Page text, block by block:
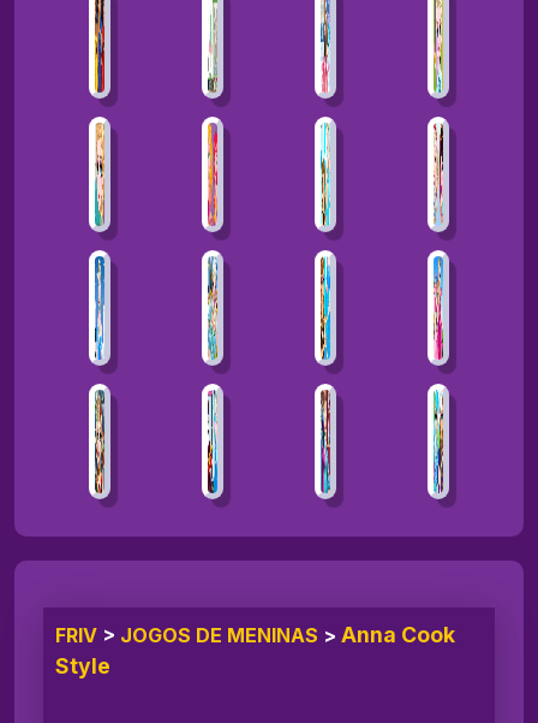
FRIV > JOGOS DE MENINAS > Anna Cook
Style